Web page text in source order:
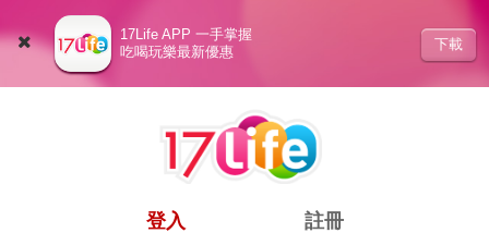
17Life APP 一手掌握
吃喝玩樂最新優惠
下載
登入 註冊